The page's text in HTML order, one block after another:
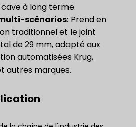
à long terme.
scénarios: Prend en
traditionnel et le joint
de 29 mm, adapté aux
automatisées Krug,
autres marques.